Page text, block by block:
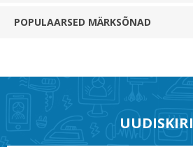
POPULAARSED MÄRKSÕNAD
UUDISKIRI